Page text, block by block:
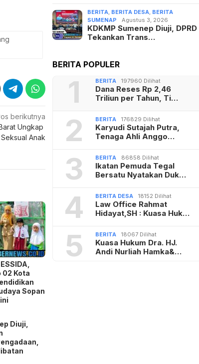
berikutnya
Ungkap
Anak
02 Kota
Sopan
Diuji,
BERITA BERITA DESA BERITA
SUMENAP
Agustus 3, 2026
KDKMP Sumenep Diuji, DPRD
Tekankan Trans…
BERITA POPULER
1 BERITA 197960 Dilihat
Dana Reses Rp 2,46
Triliun per Tahun, Ti…
2 BERITA 176829 Dilihat
Karyudi Sutajah Putra,
Tenaga Ahli Anggo…
3 BERITA 86858 Dilihat
Ikatan Pemuda Tegal
Bersatu Nyatakan Duk…
4 BERITA DESA 18152 Dilihat
Law Office Rahmat
Hidayat,SH : Kuasa Huk…
5 BERITA 18067 Dilihat
Kuasa Hukum Dra. HJ.
Andi Nurliah Hamka&…